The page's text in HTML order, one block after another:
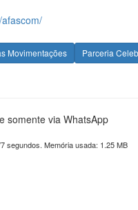
Movimentações Parceria
somente via WhatsApp
segundos. Memória usada: 1.25 MB